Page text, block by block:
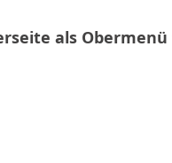
als